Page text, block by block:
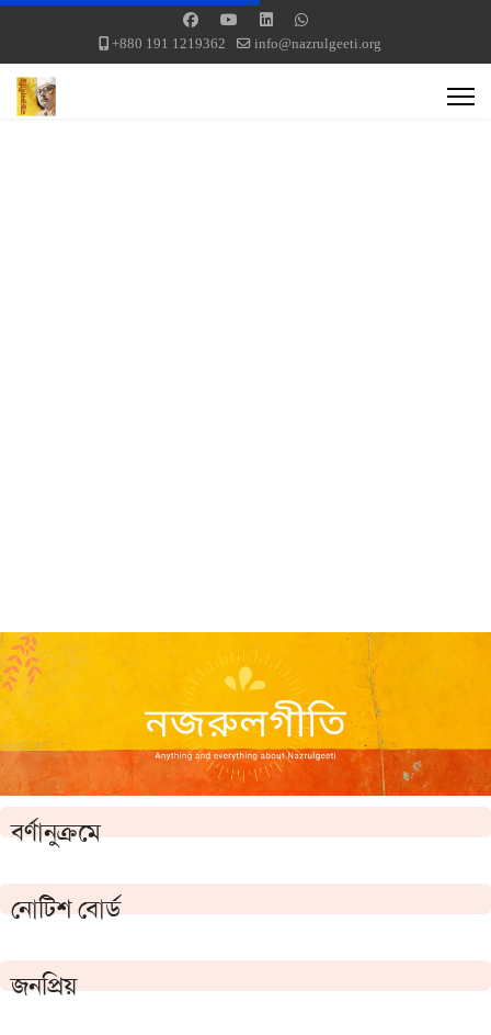
+880 191 1219362 info@nazrulgeeti.org
বর্ণানুক্রমে
নোটিশ বোর্ড
জনপ্রিয়